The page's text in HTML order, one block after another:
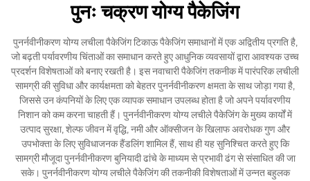
पुनः चक्रण योग्य पैकेजिंग
पुनर्नवीनीकरण योग्य लचीला पैकेजिंग टिकाऊ पैकेजिंग समाधानों में एक अद्वितीय प्रगति है,
जो बढ़ती पर्यावरणीय चिंताओं का समाधान करते हुए आधुनिक व्यवसायों द्वारा आवश्यक उच्च
प्रदर्शन विशेषताओं को बनाए रखती है। इस नवाचारी पैकेजिंग तकनीक में पारंपरिक लचीली
सामग्री की सुविधा और कार्यक्षमता को बेहतर पुनर्नवीनीकरण क्षमता के साथ जोड़ा गया है,
जिससे उन कंपनियों के लिए एक व्यापक समाधान उपलब्ध होता है जो अपने पर्यावरणीय
निशान को कम करना चाहती हैं। पुनर्नवीनीकरण योग्य लचीले पैकेजिंग के मुख्य कार्यों में
उत्पाद सुरक्षा, शेल्फ जीवन में वृद्धि, नमी और ऑक्सीजन के खिलाफ अवरोधक गुण और
उपभोक्ता के लिए सुविधाजनक हैंडलिंग शामिल हैं, साथ ही यह सुनिश्चित करते हुए कि
सामग्री मौजूदा पुनर्नवीनीकरण बुनियादी ढांचे के माध्यम से प्रभावी ढंग से संसाधित की जा
सके। पुनर्नवीनीकरण योग्य लचीले पैकेजिंग की तकनीकी विशेषताओं में उन्नत बहुलक